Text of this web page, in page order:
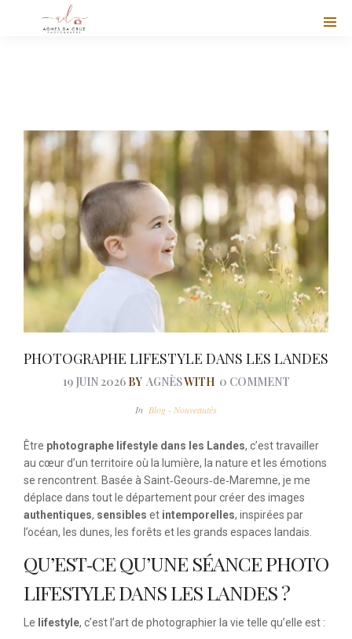
PHOTOGRAPHE LIFESTYLE DANS LES LANDES
19 JUIN 2026 BY AGNÈSWITH 0 COMMENT
In Blog - Nouveautés
Être photographe lifestyle dans les Landes, c’est travailler
au cœur d’un territoire où la lumière, la nature et les émotions
se rencontrent. Basée à Saint‑Geours‑de‑Maremne, je me
déplace dans tout le département pour créer des images
authentiques, sensibles et intemporelles, inspirées par
l’océan, les dunes, les forêts et les grands espaces landais.
QU’EST‑CE QU’UNE SÉANCE PHOTO
LIFESTYLE DANS LES LANDES ?
Le lifestyle, c’est l’art de photographier la vie telle qu’elle est :